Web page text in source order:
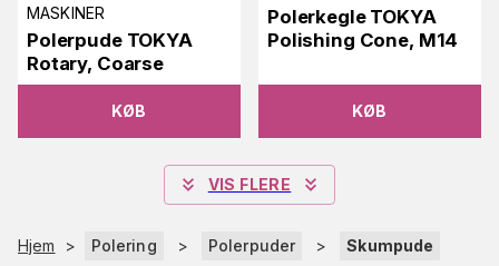
MASKINER
Polerpude TOKYA
Rotary, Coarse
KØB
Polerkegle TOKYA
Polishing Cone, M14
KØB
VIS FLERE
Hjem > Polering > Polerpuder > Skumpude